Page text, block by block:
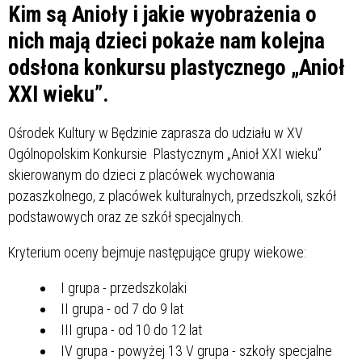
Kim są Anioły i jakie wyobrażenia o
nich mają dzieci pokaże nam kolejna
odsłona konkursu plastycznego „Anioł
XXI wieku”.
Ośrodek Kultury w Będzinie zaprasza do udziału w XV
Ogólnopolskim Konkursie Plastycznym „Anioł XXI wieku”
skierowanym do dzieci z placówek wychowania
pozaszkolnego, z placówek kulturalnych, przedszkoli, szkół
podstawowych oraz ze szkół specjalnych.
Kryterium oceny bejmuje następujące grupy wiekowe:
I grupa - przedszkolaki
II grupa - od 7 do 9 lat
III grupa - od 10 do 12 lat
IV grupa - powyżej 13 V grupa - szkoły specjalne